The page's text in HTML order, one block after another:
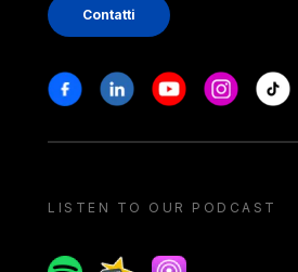
Contatti
Stay in touch
FacebookLinkedinYoutubeInstagram
Tiktok
LISTEN TO OUR PODCAST
SpotifySpreakerApple podcast